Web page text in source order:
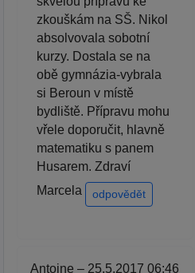
zkouškám na SŠ. Nikol
absolvovala sobotní
kurzy. Dostala se na
obě gymnázia-vybrala
si Beroun v místě
bydliště. Přípravu mohu
vřele doporučit, hlavně
matematiku s panem
Husarem. Zdraví
Marcela
odpovědět
Antoine – 25.5.2017 06:46